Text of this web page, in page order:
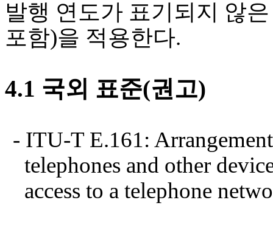
발행 연도가 표기되지 않
포함)을 적용한다.
4.1 국외 표준(권고)
- ITU-T E.161:
telephones and other
access to a telephone